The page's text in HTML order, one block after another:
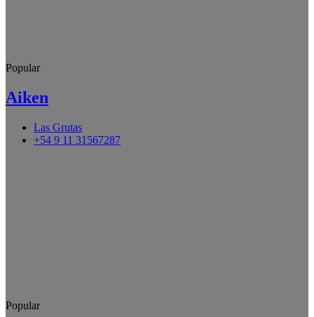
Popular
Aiken
Las Grutas
+54 9 11 31567287
Popular